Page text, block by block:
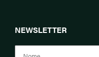
NEWSLETTER